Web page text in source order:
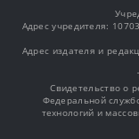
Адрес учредителя:
Адрес издателя и
Свидетельство о
Федеральной
технологий и